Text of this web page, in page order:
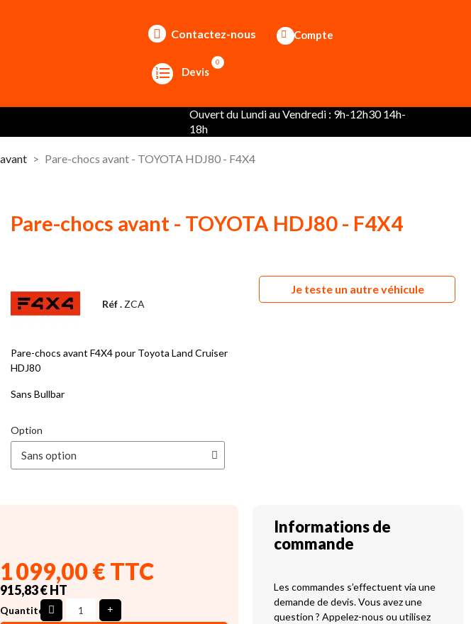
Contactez-nous Compte
Devis
0
Ouvert du Lundi au Vendredi : 9h-12h30 14h-
18h
Pare-chocs avant - TOYOTA HDJ80 - F4X4
Pare-chocs avant - TOYOTA HDJ80 - F4X4
Réf . ZCA
Pare-chocs avant F4X4 pour Toyota Land Cruiser
HDJ80
Sans Bullbar
Option
Je teste un autre véhicule
1 099,00 € TTC
915,83 € HT
Quantité
Informations de
commande
Les commandes s’effectuent via une
demande de devis. Vous avez une
question ? Appelez-nous ou utilisez